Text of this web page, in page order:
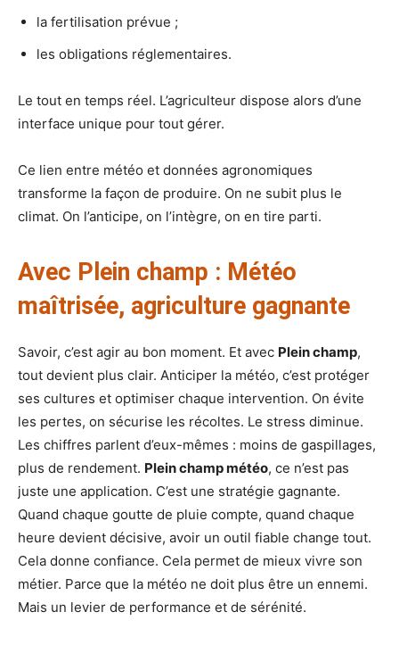
la fertilisation prévue ;
les obligations réglementaires.
Le tout en temps réel. L’agriculteur dispose alors d’une
interface unique pour tout gérer.
Ce lien entre météo et données agronomiques
transforme la façon de produire. On ne subit plus le
climat. On l’anticipe, on l’intègre, on en tire parti.
Avec Plein champ : Météo
maîtrisée, agriculture gagnante
Savoir, c’est agir au bon moment. Et avec Plein champ,
tout devient plus clair. Anticiper la météo, c’est protéger
ses cultures et optimiser chaque intervention. On évite
les pertes, on sécurise les récoltes. Le stress diminue.
Les chiffres parlent d’eux-mêmes : moins de gaspillages,
plus de rendement. Plein champ météo, ce n’est pas
juste une application. C’est une stratégie gagnante.
Quand chaque goutte de pluie compte, quand chaque
heure devient décisive, avoir un outil fiable change tout.
Cela donne confiance. Cela permet de mieux vivre son
métier. Parce que la météo ne doit plus être un ennemi.
Mais un levier de performance et de sérénité.